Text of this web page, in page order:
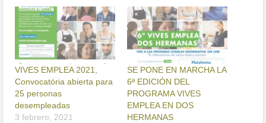
VIVES EMPLEA 2021,
Convocatória abierta para
25 personas
desempleadas
3 febrero, 2021
SE PONE EN MARCHA LA
6ª EDICIÓN DEL
PROGRAMA VIVES
EMPLEA EN DOS
HERMANAS